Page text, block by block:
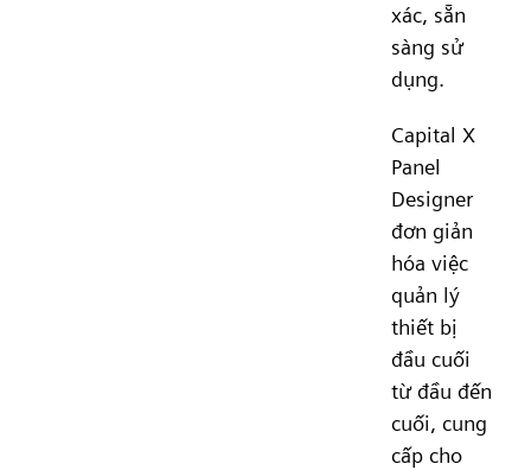
xác, sẵn
sàng sử
dụng.
Capital X
Panel
Designer
đơn giản
hóa việc
quản lý
thiết bị
đầu cuối
từ đầu đến
cuối, cung
cấp cho